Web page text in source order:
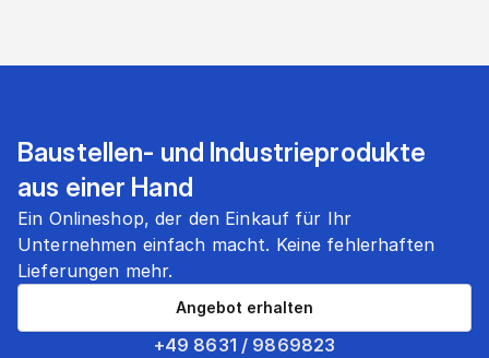
Baustellen- und Industrieprodukte
aus einer Hand
Ein Onlineshop, der den Einkauf für Ihr
Unternehmen einfach macht. Keine fehlerhaften
Lieferungen mehr.
+49 8631 / 9869823
Angebot erhalten